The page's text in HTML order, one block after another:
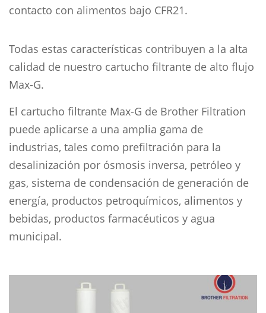
contacto con alimentos bajo CFR21.
Todas estas características contribuyen a la alta
calidad de nuestro cartucho filtrante de alto flujo
Max-G.
El cartucho filtrante Max-G de Brother Filtration
puede aplicarse a una amplia gama de
industrias, tales como prefiltración para la
desalinización por ósmosis inversa, petróleo y
gas, sistema de condensación de generación de
energía, productos petroquímicos, alimentos y
bebidas, productos farmacéuticos y agua
municipal.